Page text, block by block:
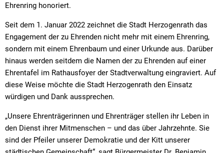
Ehrenring honoriert.
Seit dem 1. Januar 2022 zeichnet die Stadt Herzogenrath das
Engagement der zu Ehrenden nicht mehr mit einem Ehrenring,
sondern mit einem Ehrenbaum und einer Urkunde aus. Darüber
hinaus werden seitdem die Namen der zu Ehrenden auf einer
Ehrentafel im Rathausfoyer der Stadtverwaltung eingraviert. Auf
diese Weise möchte die Stadt Herzogenrath den Einsatz
würdigen und Dank aussprechen.
„Unsere Ehrenträgerinnen und Ehrenträger stellen ihr Leben in
den Dienst ihrer Mitmenschen – und das über Jahrzehnte. Sie
sind der Pfeiler unserer Demokratie und der Kitt unserer